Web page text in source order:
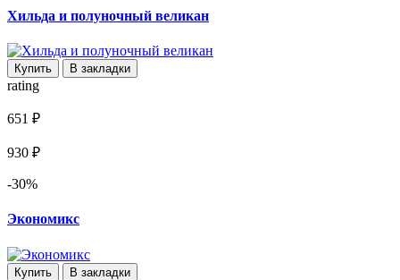
Хильда и полуночный великан
Купить В закладки
rating
651 ₽
930 ₽
-30%
Экономикс
Купить В закладки